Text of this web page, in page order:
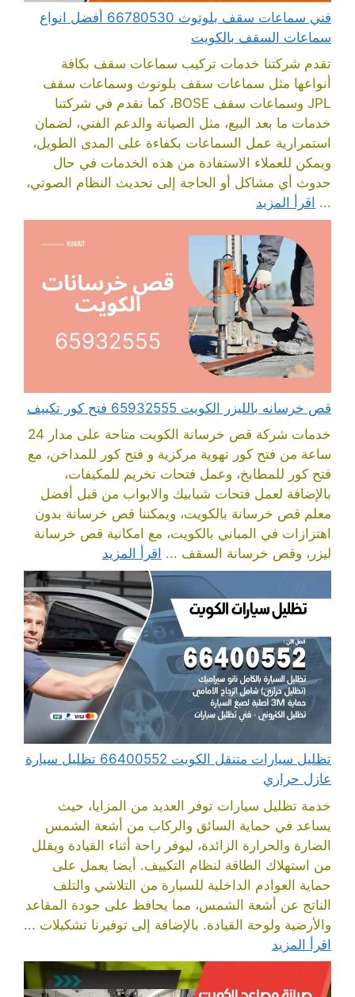
فني سماعات سقف بلوتوث 66780530 أفضل انواع
سماعات السقف بالكويت
تقدم شركتنا خدمات تركيب سماعات سقف بكافة
أنواعها مثل سماعات سقف بلوتوث وسماعات سقف
JPL وسماعات سقف BOSE، كما نقدم في شركتنا
خدمات ما بعد البيع، مثل الصيانة والدعم الفني، لضمان
استمرارية عمل السماعات بكفاءة على المدى الطويل،
ويمكن للعملاء الاستفادة من هذه الخدمات في حال
حدوث أي مشاكل أو الحاجة إلى تحديث النظام الصوتي،
... اقرأ المزيد
قص خرسانه بالليزر الكويت 65932555 فتح كور تكييف
خدمات شركة قص خرسانة الكويت متاحة على مدار 24
ساعة من فتح كور تهوية مركزية و فتح كور للمداخن، مع
فتح كور للمطابخ، وعمل فتحات تخريم للمكيفات،
بالإضافة لعمل فتحات شبابيك والابواب من قبل أفضل
معلم قص خرسانة بالكويت، ويمكننا قص خرسانة بدون
اهتزازات في المباني بالكويت، مع امكانية قص خرسانة
ليزر، وقص خرسانة السقف ... اقرأ المزيد
تظليل سيارات متنقل الكويت 66400552 تظليل سيارة
عازل حراري
خدمة تظليل سيارات توفر العديد من المزايا، حيث
يساعد في حماية السائق والركاب من أشعة الشمس
الضارة والحرارة الزائدة، ليوفر راحة أثناء القيادة ويقلل
من استهلاك الطاقة لنظام التكييف. أيضا يعمل على
حماية العوادم الداخلية للسيارة من التلاشي والتلف
الناتج عن أشعة الشمس، مما يحافظ على جودة المقاعد
والأرضية ولوحة القيادة. بالإضافة إلى توفيرنا تشكيلات ...
اقرأ المزيد